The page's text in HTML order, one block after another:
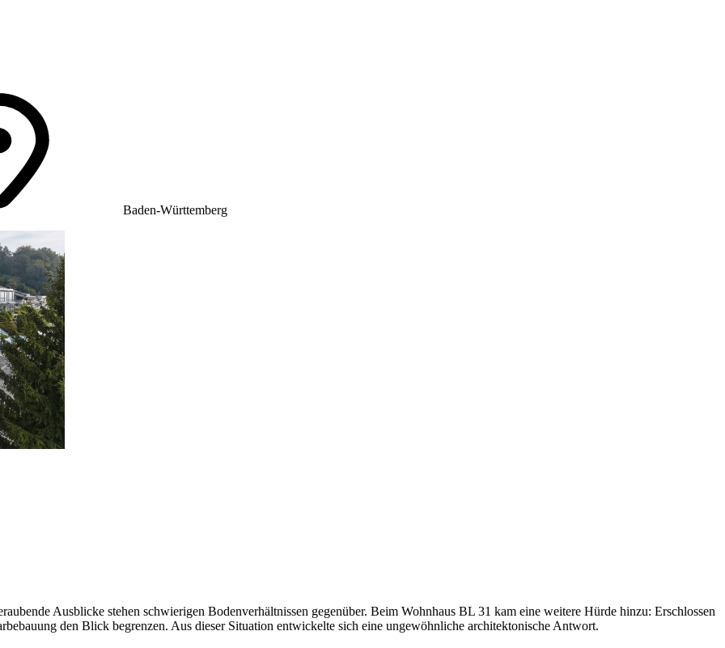
Baden-Württemberg
Ausblicke stehen schwierigen Bodenverhältnissen gegenüber. Beim Wohnhaus BL 31 kam eine weitere Hürde hinzu: Erschlossen
den Blick begrenzen. Aus dieser Situation entwickelte sich eine ungewöhnliche architektonische Antwort.